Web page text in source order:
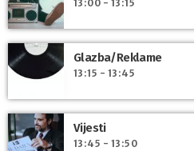
13:00 - 13:15
Glazba/Reklame
13:15 - 13:45
Vijesti
13:45 - 13:50